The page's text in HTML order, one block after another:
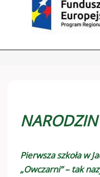
Pierwsza szkoła w
„Owczarni” – tak